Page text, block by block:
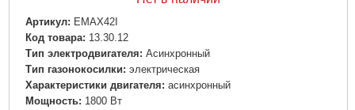
Артикул: EMAX42I
Код товара: 13.30.12
Тип электродвигателя: Асинхронный
Тип газонокосилки: электрическая
Характеристики двигателя: асинхронный
Мощность: 1800 Вт